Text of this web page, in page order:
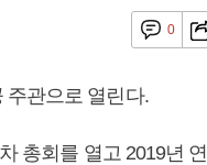
0
주관으로 열린다.
총회를 열고 2019년 연